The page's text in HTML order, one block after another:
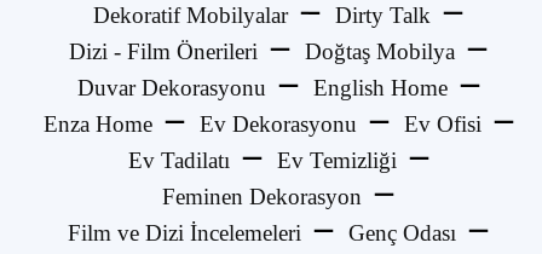
Dekoratif Mobilyalar
Dirty Talk
Dizi - Film Önerileri
Doğtaş Mobilya
Duvar Dekorasyonu
English Home
Enza Home
Ev Dekorasyonu
Ev Ofisi
Ev Tadilatı
Ev Temizliği
Feminen Dekorasyon
Film ve Dizi İncelemeleri
Genç Odası